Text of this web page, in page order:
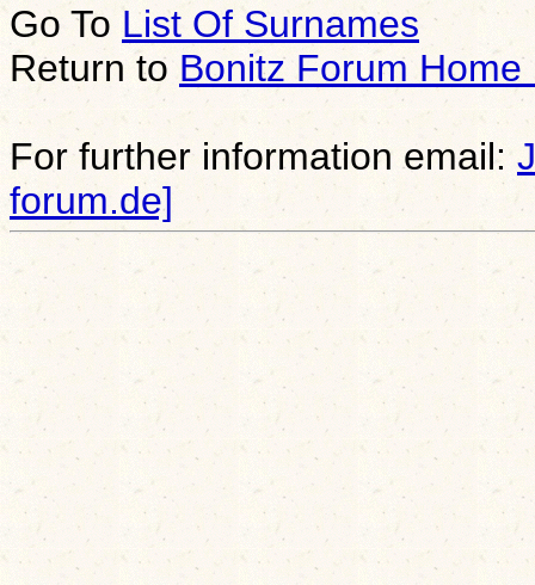
Go To List Of Surnames
Return toBonitz Forum Home
For further information email:
forum.de]